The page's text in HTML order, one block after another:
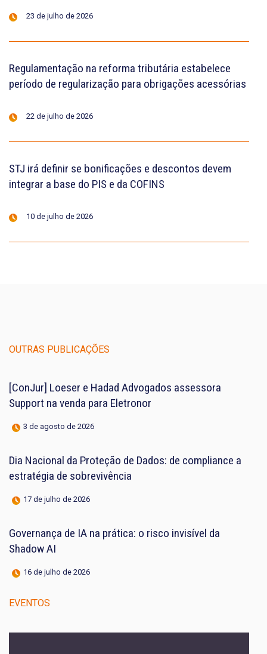
23 de julho de 2026
Regulamentação na reforma tributária estabelece
período de regularização para obrigações acessórias
22 de julho de 2026
STJ irá definir se bonificações e descontos devem
integrar a base do PIS e da COFINS
10 de julho de 2026
OUTRAS PUBLICAÇÕES
[ConJur] Loeser e Hadad Advogados assessora
Support na venda para Eletronor
3 de agosto de 2026
Dia Nacional da Proteção de Dados: de compliance a
estratégia de sobrevivência
17 de julho de 2026
Governança de IA na prática: o risco invisível da
Shadow AI
16 de julho de 2026
EVENTOS